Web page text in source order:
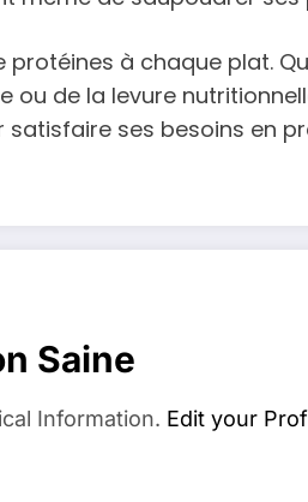
à chaque plat.
de la levure
ses besoins en
Saine
Information. Edit your